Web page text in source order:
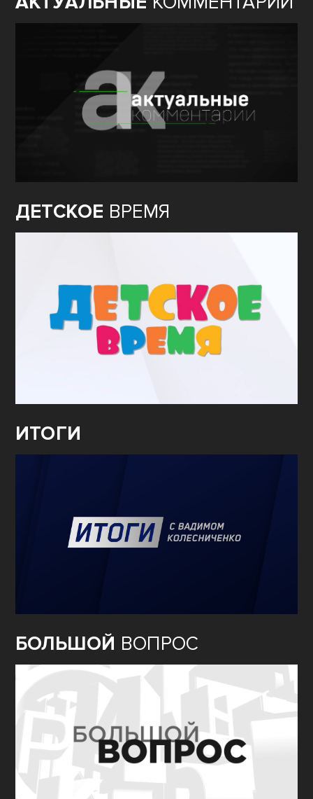
ДЕТСКОЕ ВРЕМЯ
ИТОГИ
БОЛЬШОЙ ВОПРОС